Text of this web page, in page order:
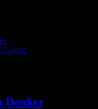
Gothic
Denker